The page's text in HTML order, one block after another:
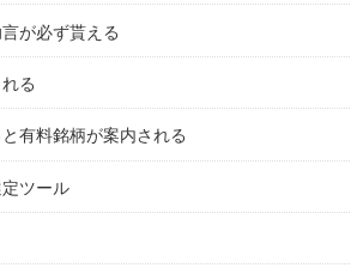
が必ず貰える
る
有料銘柄が案内される
ツール